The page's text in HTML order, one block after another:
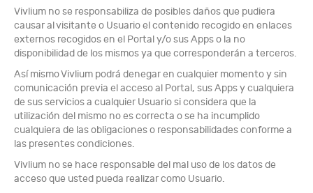
Vivlium no se responsabiliza de posibles daños que pudiera
causar al visitante o Usuario el contenido recogido en enlaces
externos recogidos en el Portal y/o sus Apps o la no
disponibilidad de los mismos ya que corresponderán a terceros.
Así mismo Vivlium podrá denegar en cualquier momento y sin
comunicación previa el acceso al Portal, sus Apps y cualquiera
de sus servicios a cualquier Usuario si considera que la
utilización del mismo no es correcta o se ha incumplido
cualquiera de las obligaciones o responsabilidades conforme a
las presentes condiciones.
Vivlium no se hace responsable del mal uso de los datos de
acceso que usted pueda realizar como Usuario.